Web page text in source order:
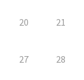
20 21
27 28